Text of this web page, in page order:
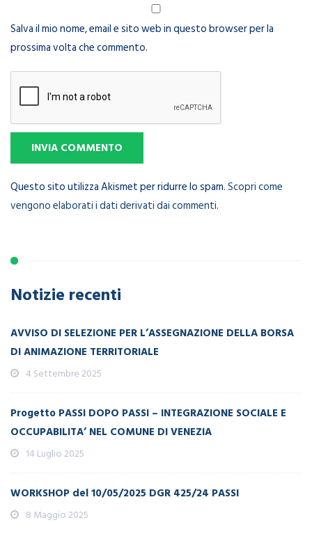
Salva il mio nome, email e sito web in questo browser per la
prossima volta che commento.
Questo sito utilizza Akismet per ridurre lo spam.Scopri come
vengono elaborati i dati derivati dai commenti.
Notizie recenti
AVVISO DI SELEZIONE PER L’ASSEGNAZIONE DELLA BORSA
DI ANIMAZIONE TERRITORIALE
4 Settembre 2025
Progetto PASSI DOPO PASSI – INTEGRAZIONE SOCIALE E
OCCUPABILITA’ NEL COMUNE DI VENEZIA
14 Luglio 2025
WORKSHOP del 10/05/2025 DGR 425/24 PASSI
8 Maggio 2025